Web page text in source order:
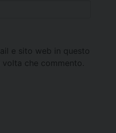
e sito web in questo
che commento.